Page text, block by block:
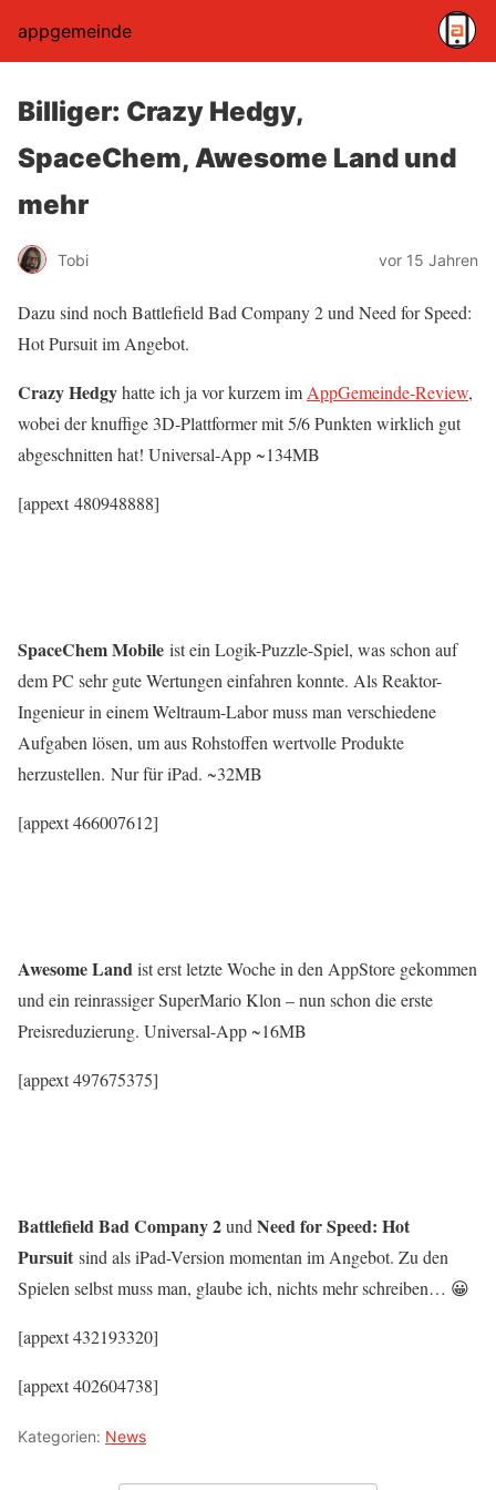
appgemeinde
Billiger: Crazy Hedgy,
SpaceChem, Awesome Land und
mehr
Tobi vor 15 Jahren
Dazu sind noch Battlefield Bad Company 2 und Need for Speed:
Hot Pursuit im Angebot.
Crazy Hedgyhatte ich ja vor kurzem im AppGemeinde-Review,
wobei der knuffige 3D-Plattformer mit 5/6 Punkten wirklich gut
abgeschnitten hat! Universal-App ~134MB
[appext 480948888]
SpaceChem Mobile ist ein Logik-Puzzle-Spiel, was schon auf
dem PC sehr gute Wertungen einfahren konnte. Als Reaktor-
Ingenieur in einem Weltraum-Labor muss man verschiedene
Aufgaben lösen, um aus Rohstoffen wertvolle Produkte
herzustellen. Nur für iPad. ~32MB
[appext 466007612]
Awesome Landist erst letzte Woche in den AppStore gekommen
und ein reinrassiger SuperMario Klon – nun schon die erste
Preisreduzierung. Universal-App ~16MB
[appext 497675375]
Battlefield Bad Company 2und Need for Speed: Hot
Pursuit sind als iPad-Version momentan im Angebot. Zu den
Spielen selbst muss man, glaube ich, nichts mehr schreiben… 😀
[appext 432193320]
[appext 402604738]
Kategorien: News